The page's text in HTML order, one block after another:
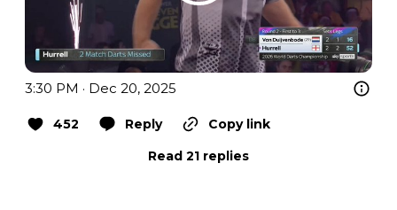
3:30 PM · Dec 20, 2025
452 Reply
Copy link
Read 21 replies